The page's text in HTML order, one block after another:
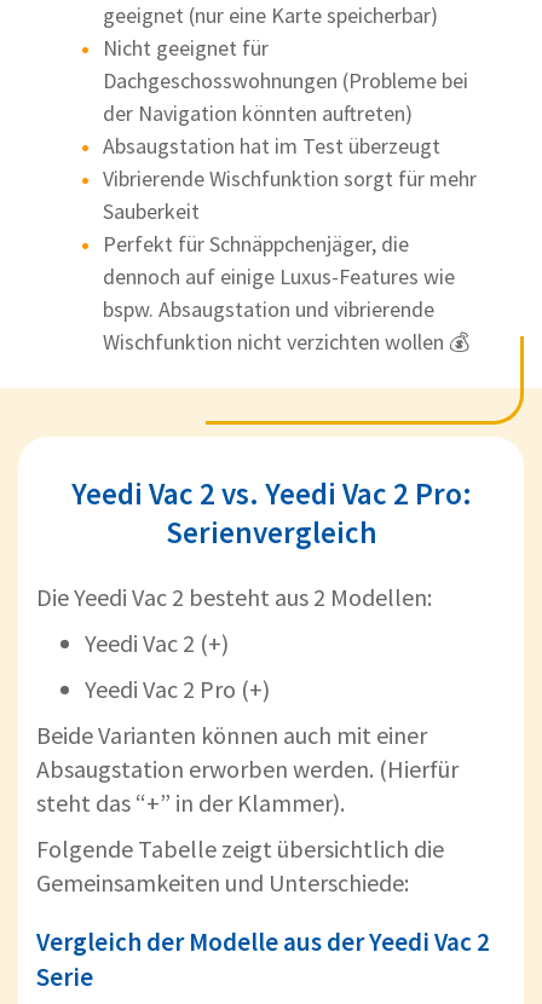
geeignet (nur eine Karte speicherbar)
Nicht geeignet für
Dachgeschosswohnungen (Probleme bei
der Navigation könnten auftreten)
Absaugstation hat im Test überzeugt
Vibrierende Wischfunktion sorgt für mehr
Sauberkeit
Perfekt für Schnäppchenjäger, die
dennoch auf einige Luxus-Features wie
bspw. Absaugstation und vibrierende
Wischfunktion nicht verzichten wollen 💰
Yeedi Vac 2 vs. Yeedi Vac 2 Pro:
Serienvergleich
Die Yeedi Vac 2 besteht aus 2 Modellen:
Yeedi Vac 2 (+)
Yeedi Vac 2 Pro (+)
Beide Varianten können auch mit einer
Absaugstation erworben werden. (Hierfür
steht das “+” in der Klammer).
Folgende Tabelle zeigt übersichtlich die
Gemeinsamkeiten und Unterschiede:
Vergleich der Modelle aus der Yeedi Vac 2
Serie